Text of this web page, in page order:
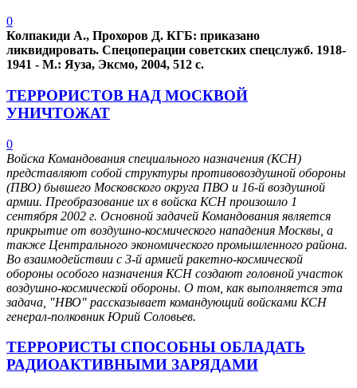
0
Колпакиди А., Прохоров Д. КГБ: приказано
ликвидировать. Спецоперации советских спецслужб. 1918-
1941 - М.: Яуза, Эксмо, 2004, 512 с.
ТЕРРОРИСТОВ НАД МОСКВОЙ
УНИЧТОЖАТ
0
Войска Командования специального назначения (КСН)
представляют собой структуры противовоздушной обороны
(ПВО) бывшего Московского округа ПВО и 16-й воздушной
армии. Преобразование их в войска КСН произошло 1
сентября 2002 г. Основной задачей Командования является
прикрытие от воздушно-космического нападения Москвы, а
также Центрального экономического промышленного района.
Во взаимодействии с 3-й армией ракетно-космической
обороны особого назначения КСН создают головной участок
воздушно-космической обороны. О том, как выполняется эта
задача, "НВО" рассказывает командующий войсками КСН
генерал-полковник Юрий Соловьев.
ТЕРРОРИСТЫ СПОСОБНЫ ОБЛАДАТЬ
РАДИОАКТИВНЫМИ ЗАРЯДАМИ